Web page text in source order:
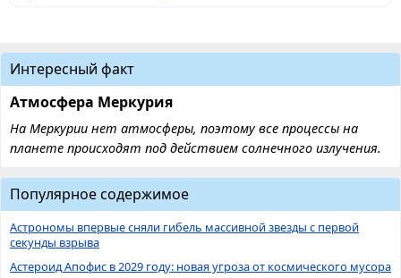
Интересный факт
Атмосфера Меркурия
На Меркурии нет атмосферы, поэтому все процессы на
планете происходят под действием солнечного излучения.
Популярное содержимое
Астрономы впервые сняли гибель массивной звезды с первой
секунды взрыва
Астероид Апофис в 2029 году: новая угроза от космического мусора